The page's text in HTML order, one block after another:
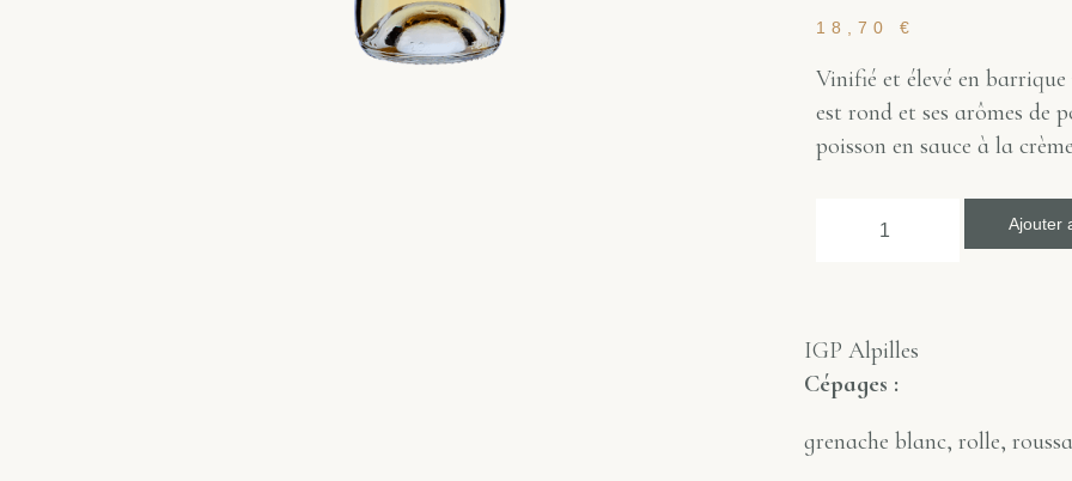
18,70 €
Vinifié et élevé en
est rond et ses arômes de
poisson en sauce à la
Ajouter
IGP Alpilles
Cépages :
grenache blanc, rolle,